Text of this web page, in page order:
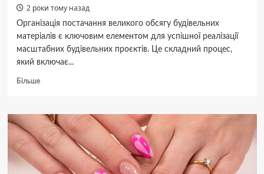
2 роки тому назад
Організація постачання великого обсягу будівельних
матеріалів є ключовим елементом для успішної реалізації
масштабних будівельних проєктів. Це складний процес,
який включає...
БільшеДокладніше
великих
обсягів:
як
«ВЕСТТРЕЙД»
забезпечує
безперервне